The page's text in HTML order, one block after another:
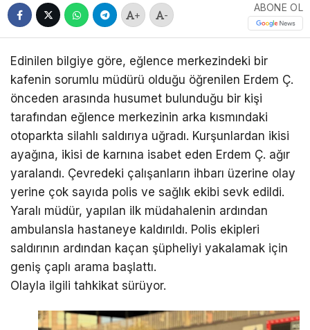
+ -
ABONE OL
Edinilen bilgiye göre, eğlence merkezindeki bir
kafenin sorumlu müdürü olduğu öğrenilen Erdem Ç.
önceden arasında husumet bulunduğu bir kişi
tarafından eğlence merkezinin arka kısmındaki
otoparkta silahlı saldırıya uğradı. Kurşunlardan ikisi
ayağına, ikisi de karnına isabet eden Erdem Ç. ağır
yaralandı. Çevredeki çalışanların ihbarı üzerine olay
yerine çok sayıda polis ve sağlık ekibi sevk edildi.
Yaralı müdür, yapılan ilk müdahalenin ardından
ambulansla hastaneye kaldırıldı. Polis ekipleri
saldırının ardından kaçan şüpheliyi yakalamak için
geniş çaplı arama başlattı.
Olayla ilgili tahkikat sürüyor.